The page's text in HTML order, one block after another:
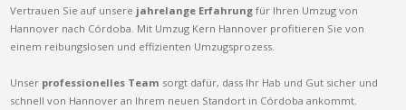
Vertrauen Sie auf unsere jahrelange Erfahrung für Ihren Umzug von
Hannover nach Córdoba. Mit Umzug Kern Hannover profitieren Sie von
einem reibungslosen und effizienten Umzugsprozess.
Unser professionelles Team sorgt dafür, dass Ihr Hab und Gut sicher und
schnell von Hannover an Ihrem neuen Standort in Córdoba ankommt.